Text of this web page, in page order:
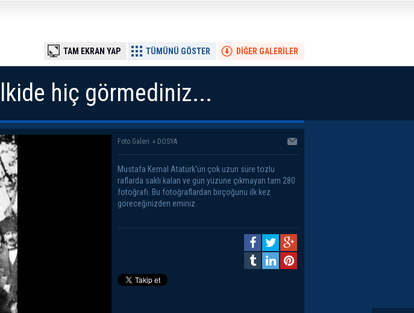
DİĞER GALERİLER
TÜMÜNÜ GÖSTER
TAM EKRAN YAP
hiç görmediniz...
Foto Galeri » DOSYA
Mustafa Kemal Atatürk'ün çok uzun süre tozlu
raflarda saklı kalan ve gün yüzüne çıkmayan tam 280
fotoğrafı. Bu fotoğraflardan birçoğunu ilk kez
göreceğinizden eminiz.